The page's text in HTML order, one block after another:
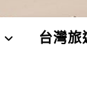
台灣旅